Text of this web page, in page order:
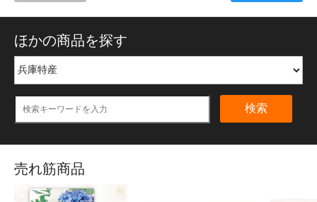
ほかの商品を探す
検索
売れ筋商品